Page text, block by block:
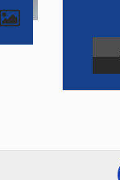
contributors